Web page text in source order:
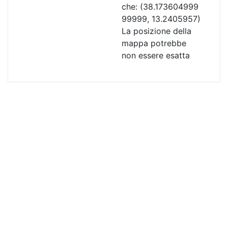
che: (38.173604999
99999, 13.2405957)
La posizione della
mappa potrebbe
non essere esatta